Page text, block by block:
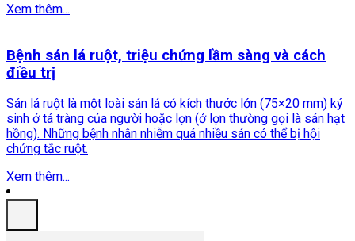
Xem thêm...
Bệnh sán lá ruột, triệu chứng lầm sàng và cách
điều trị
Sán lá ruột là một loài sán lá có kích thước lớn (75×20 mm) ký
sinh ở tá tràng của người hoặc lợn (ở lợn thường gọi là sán hạt
hồng). Những bệnh nhân nhiễm quá nhiều sán có thể bị hội
chứng tắc ruột.
Xem thêm...